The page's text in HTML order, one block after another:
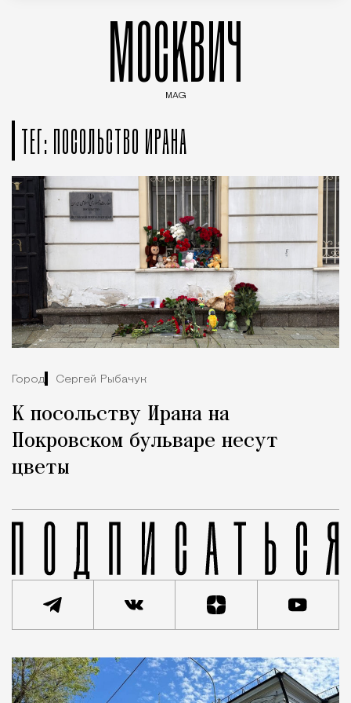
МОСКВИЧ
MAG
ТЕГ: ПОСОЛЬСТВО ИРАНА
Город Сергей Рыбачук
К посольству Ирана на
Покровском бульваре несут
цветы